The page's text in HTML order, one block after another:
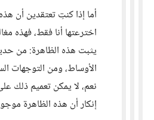
أما إذا كنتِ تعتقدين أن
اخترعتها أنا فقط، فهذه
يثبت هذه الظاهرة: من
الأوساط، ومن التوجهات
نعم، لا يمكن تعميم ذلك
إنكار أن هذه الظاهرة